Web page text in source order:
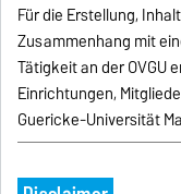
Für die Erstellung,
Zusammenhang mit
Tätigkeit an der OVGU
Einrichtungen,
Guericke-Universität